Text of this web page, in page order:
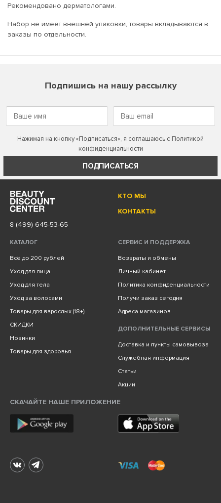
Рекомендовано дерматологами.
Набор не имеет внешней упаковки, товары вкладываются в
заказы по отдельности.
Подпишись на нашу рассылку
Нажимая на кнопку «Подписаться», я соглашаюсь с Политикой
конфиденциальности
ПОДПИСАТЬСЯ
КТО МЫ
КОНТАКТЫ
8 (499) 645-53-65
КАТАЛОГ
Всё до 200 рублей
Уход для лица
Уход для тела
Уход за волосами
Товары для взрослых (18+)
СКИДКИ
Новинки
Товары для здоровья
СЕРВИС И ПОДДЕРЖКА
Возвраты и обмены
Личный кабинет
Политика конфиденциальности
Получи заказ сегодня
Адреса магазинов
ДОПОЛНИТЕЛЬНЫЕ СЕРВИСЫ
Доставка и пункты самовывоза
Служебная информация
Статьи
Акции
СКАЧАЙТЕ НАШЕ ПРИЛОЖЕНИЕ